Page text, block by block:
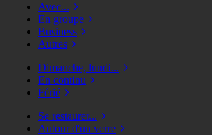
Avec...
En groupe
Business
Autres
Dimanche, lundi...
En continu
Férié
Se restaurer...
Autour d'un verre